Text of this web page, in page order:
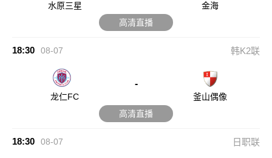
水原三星
金海
高清直播
18:30 08-07 韩K2联
龙仁FC
-
釜山偶像
高清直播
18:30 08-07 日职联